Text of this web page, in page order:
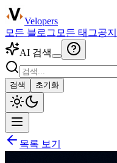
Velopers
모든 블로그 모든 태그공지
AI 검색
검색 초기화
목록 보기